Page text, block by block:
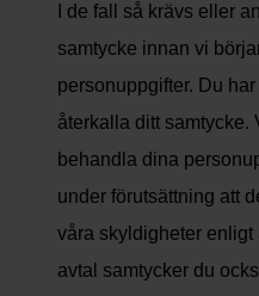
I de fall så krävs eller
samtycke innan vi
personuppgifter. Du
återkalla ditt samtycke.
behandla dina
under förutsättning att
våra skyldigheter
avtal samtycker du